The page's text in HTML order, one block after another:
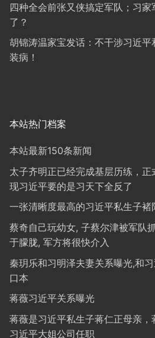
四种全会前张又侠搞定军队；习
了？
胡锦涛温家宝发话：不干涉习近
装病！
本站热门档案
本站最新150条新闻
太子齐明正已经完成基层历练，
现习近平要的是习天下全反了
一张清晰度最高的习近平私生子褚
蔡奇自己玩幼女, 子蔡尔津被军队
于朦胧, 军方将很快介入
秦玥乐和习明泽夫妻关系曝光,和
口本
蒋薇习近平关系曝光
蒋薇是习近平私生子蒋仁正母亲
习近平大姐公司任职